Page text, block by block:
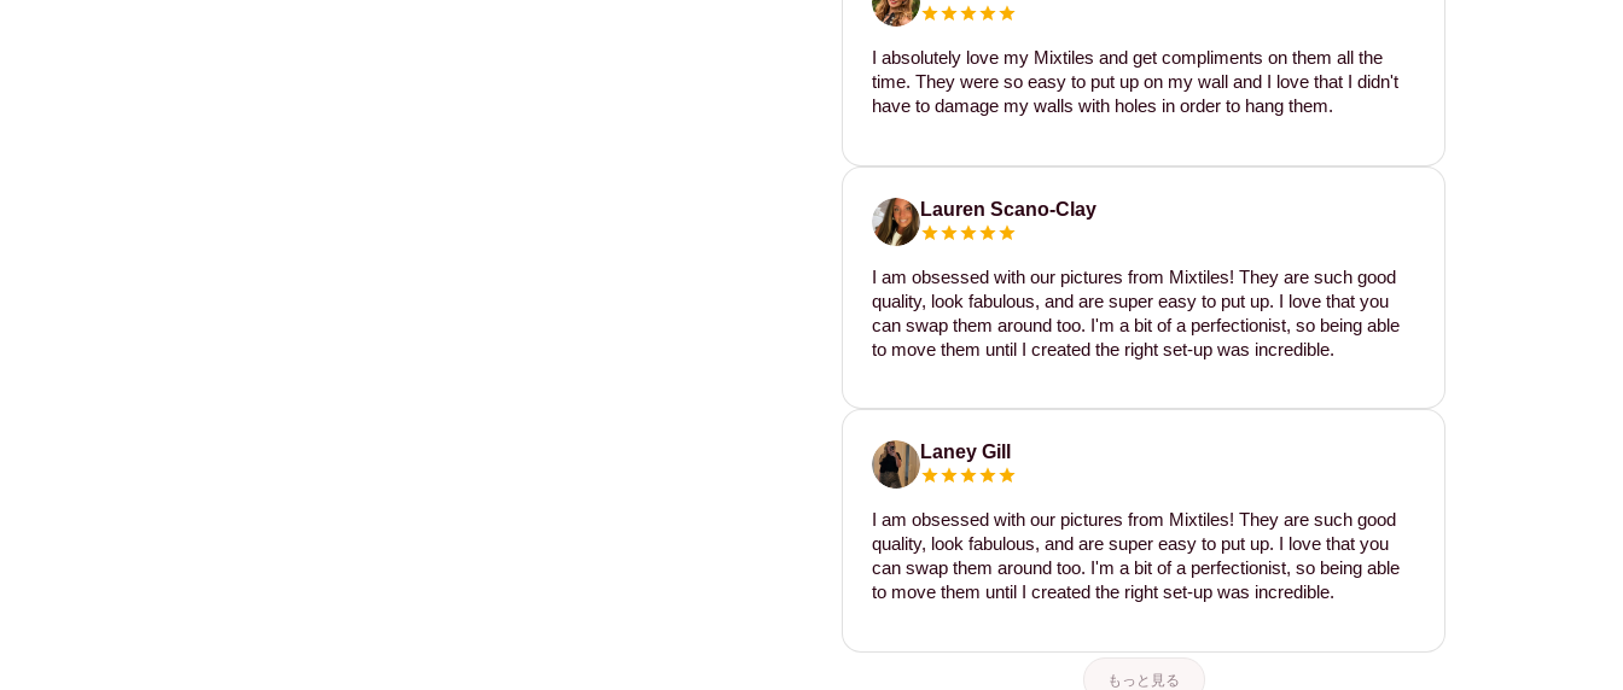
I absolutely love my Mixtiles and get compliments on them all the
time. They were so easy to put up on my wall and I love that I didn't
have to damage my walls with holes in order to hang them.
Lauren Scano-Clay
I am obsessed with our pictures from Mixtiles! They are such good
quality, look fabulous, and are super easy to put up. I love that you
can swap them around too. I'm a bit of a perfectionist, so being able
to move them until I created the right set-up was incredible.
Laney Gill
I am obsessed with our pictures from Mixtiles! They are such good
quality, look fabulous, and are super easy to put up. I love that you
can swap them around too. I'm a bit of a perfectionist, so being able
to move them until I created the right set-up was incredible.
もっと見る